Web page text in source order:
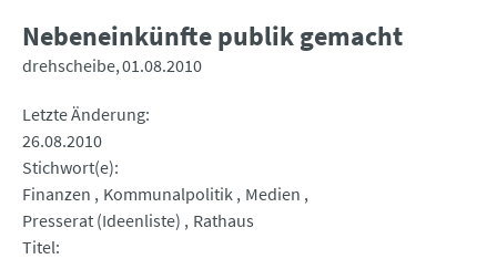
Nebeneinkünfte publik gemacht
drehscheibe 01.08.2010
Letzte Änderung
26.08.2010
Stichwort(e)
Finanzen
Kommunalpolitik Medien
Presserat (Ideenliste)
Rathaus
Titel